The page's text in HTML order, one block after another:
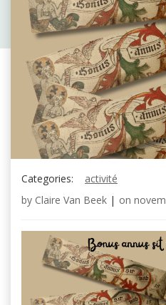
Categories:
activité
by Claire Van Beek | on